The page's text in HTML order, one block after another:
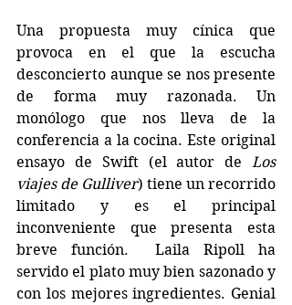
Una propuesta muy cínica que
provoca en el que la escucha
desconcierto aunque se nos presente
de forma muy razonada. Un
monólogo que nos lleva de la
conferencia a la cocina. Este original
ensayo de Swift (el autor de
Los
viajes de Gulliver) tiene un recorrido
limitado y es el principal
inconveniente que presenta esta
breve función.  Laila Ripoll ha
servido el plato muy bien sazonado y
con los mejores ingredientes. Genial